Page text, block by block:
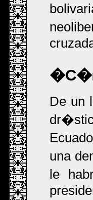
De un
una
le